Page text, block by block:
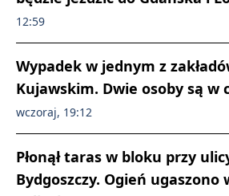
12:59
Wypadek w jednym z
Kujawskim. Dwie osoby są w
wczoraj, 19:12
Płonął taras w bloku przy
Bydgoszczy. Ogień